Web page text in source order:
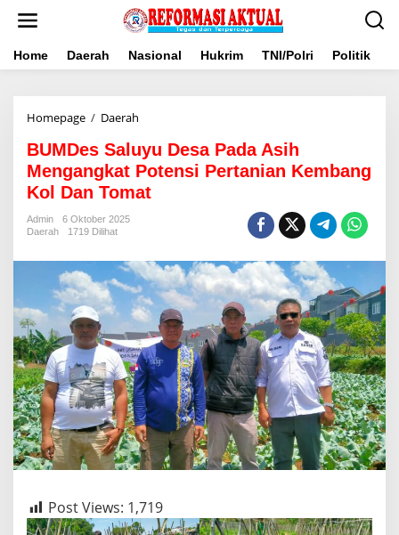
Home Daerah Nasional Hukrim TNI/Polri Politik
Homepage / Daerah
Desa
Pada
Asih
Mengangkat
Kol
Dan
Tomat
BUMDes Saluyu Desa Pada Asih
Mengangkat Potensi Pertanian Kembang
Kol Dan Tomat
Admin
6 Oktober 2025
Daerah
1719 Dilihat
Post Views: 1,719